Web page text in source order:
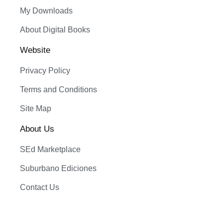
My Downloads
About Digital Books
Website
Privacy Policy
Terms and Conditions
Site Map
About Us
SEd Marketplace
Suburbano Ediciones
Contact Us